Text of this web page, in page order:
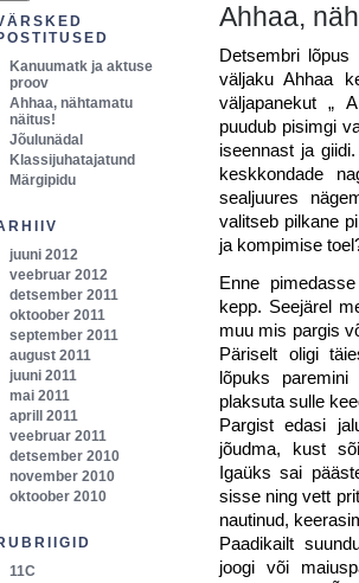
Ahhaa,
Detsembri lõpus
väljaku Ahhaa
väljapanekut „
puudub pisimgi
iseennast ja
keskkondade
sealjuures
valitseb pilkane
ja kompimise
Enne
kepp. Seejärel
muu mis pargis
Päriselt oligi
lõpuks
plaksuta sulle
Pargist edasi
jõudma, kust
Igaüks sai
sisse ning vett
nautinud,
Paadikailt
joogi või
Kanuumatk ja aktuse
proov
Ahhaa, nähtamatu
näitus!
Jõulunädal
Klassijuhatajatund
Märgipidu
juuni 2012
veebruar 2012
detsember 2011
oktoober 2011
september 2011
august 2011
juuni 2011
mai 2011
aprill 2011
veebruar 2011
detsember 2010
november 2010
oktoober 2010
11C